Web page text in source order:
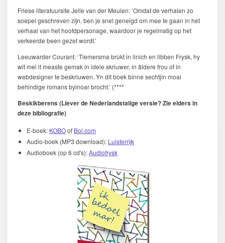
Friese literatuursite Jelle van der Meulen: ‘Omdat de verhalen zo
soepel geschreven zijn, ben je snel geneigd om mee te gaan in het
verhaal van het hoofdpersonage, waardoor je regelmatig op het
verkeerde been gezet wordt.’
Leeuwarder Courant: ‘Tiemersma brûkt in linich en libben Frysk, hy
wit mei it measte gemak in idele skriuwer, in âldere frou of in
webdesigner te beskriuwen. Yn dit boek binne sechtjin moai
behindige romans byinoar brocht.’ (****
Beskikberens (Liever de Nederlandstalige versie? Zie elders in
deze bibliografie)
E-boek: KOBOof Bol.com
Audio-boek (MP3 download): Luisterrijk
Audioboek (op 6 cd's):Audiofrysk